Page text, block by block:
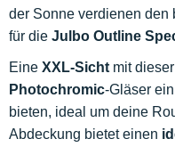
der Sonne verdienen den
für die Julbo Outline
Eine XXL-Sicht mit
Photochromic-Gläser ein
bieten, ideal um deine
Abdeckung bietet einen